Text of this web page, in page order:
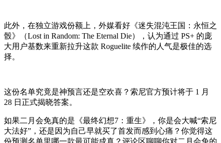
此外，在独立游戏份额上，外媒看好《迷失混沌王国：永恒之
骰》（Lost in Random: The Eternal Die），认为通过 PS+ 的庞
大用户基数来重新拉升这款 Roguelite 续作的人气是极佳的选
择。
这份名单究竟是神预言还是空欢喜？索尼官方预计将于 1 月
28 日正式揭晓答案。
如果二月会免真的是《最终幻想7：重生》，你是会大喊“索尼
大法好”，还是因为自己早就买了首发而感到心痛？你觉得这
份预测名单里哪一款最可能成真？评论区聊聊你对二月会免的